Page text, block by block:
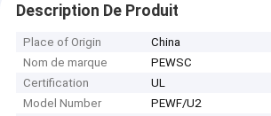
Description De Produit
Place of Origin
China
Nom de marque
PEWSC
Certification
UL
Model Number
PEWF/U2